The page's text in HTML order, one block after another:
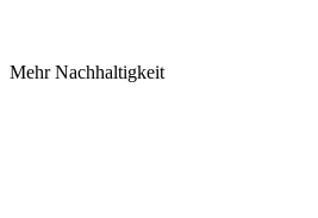
Mehr Nachhaltigkeit